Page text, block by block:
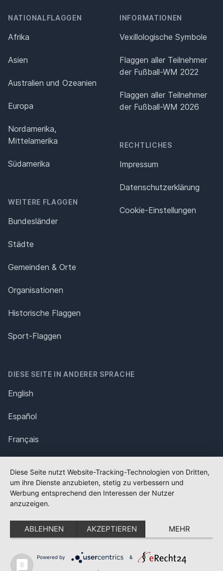
NATIONALFLAGGEN
Afrika
Asien
Australien und Ozeanien
Europa
Nordamerika,
Mittelamerika
Südamerika
WEITERE FLAGGEN
Bundesländer
Städte
Gemeinden & Orte
Organisationen
Historische Flaggen
Sport-Flaggen
INFORMATIONEN
Vexillologische Symbole
Flaggen aller Teilnehmer
der Fußball-WM 2022
Flaggen aller Teilnehmer
der Fußball-WM 2026
RECHTLICHES
Impressum
Datenschutz­erklärung
Cookie-Einstellungen
DIESE SEITE IN ANDERER SPRACHE
English
Español
Français
Polska
Português
Nederlands
Svenska
Diese Seite nutzt Website-Tracking-Technologien von Dritten,
um ihre Dienste anzubieten, stetig zu verbessern und
Werbung entsprechend den Interessen der Nutzer
anzuzeigen.
ABLEHNEN AKZEPTIEREN MEHR
Powered by &